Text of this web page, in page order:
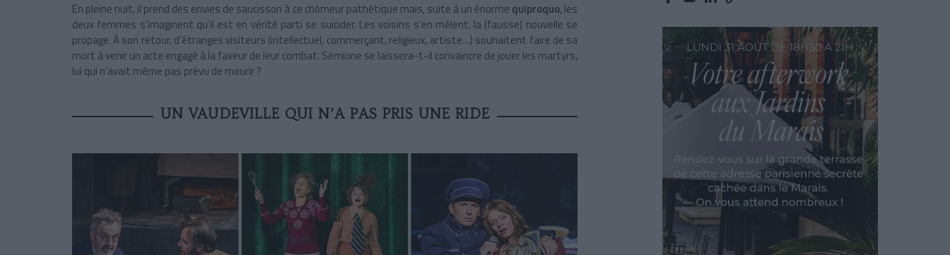
En pleine nuit, il prend des envies de saucisson à ce chômeur pathétique mais, suite à un énorme quiproquo, les
deux femmes s’imaginent qu’il est en vérité parti se suicider. Les voisins s’en mêlent, la (fausse) nouvelle se
propage. À son retour, d’étranges visiteurs (intellectuel, commerçant, religieux, artiste…) souhaitent faire de sa
mort à venir un acte engagé à la faveur de leur combat. Sémione se laissera-t-il convaincre de jouer les martyrs,
lui qui n’avait même pas prévu de mourir ?
UN VAUDEVILLE QUI N’A PAS PRIS UNE RIDE